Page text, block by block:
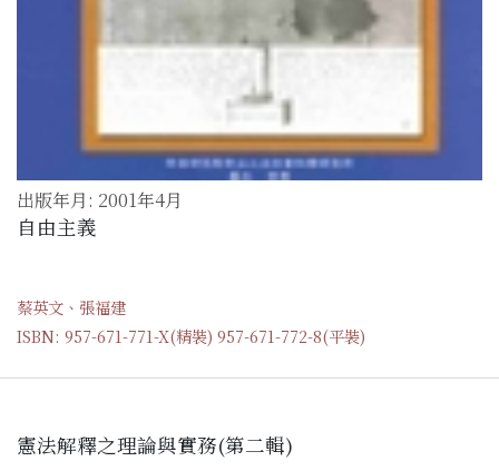
出版年月: 2001年4月
自由主義
蔡英文、張福建
ISBN: 957-671-771-X(精裝) 957-671-772-8(平裝)
憲法解釋之理論與實務(第二輯)